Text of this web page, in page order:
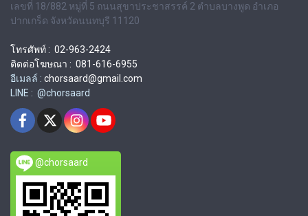
เลขที่ 18/882 หมู่ที่ 5 ถนนสุขาประชาสรรค์ 2 ตำบลบางพูด อำเภอ
ปากเกร็ด จังหวัดนนทบุรี 11120
โทรศัพท์ : 02-963-2424
ติดต่อโฆษณา : 081-616-6955
อีเมลล์ : chorsaard@gmail.com
LINE : @chorsaard
@chorsaard